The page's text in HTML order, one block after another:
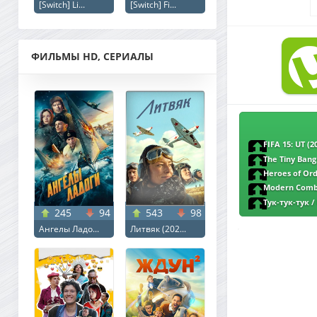
[Switch] Li... [Switch] Fi...
ФИЛЬМЫ HD, СЕРИАЛЫ
245 94
Ангелы Ладо...
543 98
Литвяк (202...
FIFA 15: UT
The Tiny
Heroes of
Modern
Тук-тук-тук